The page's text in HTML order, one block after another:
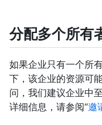
分配多个所有
如果企业只有一个所
下，该企业的资源可
问，我们建议企业中
详细信息，请参阅“邀